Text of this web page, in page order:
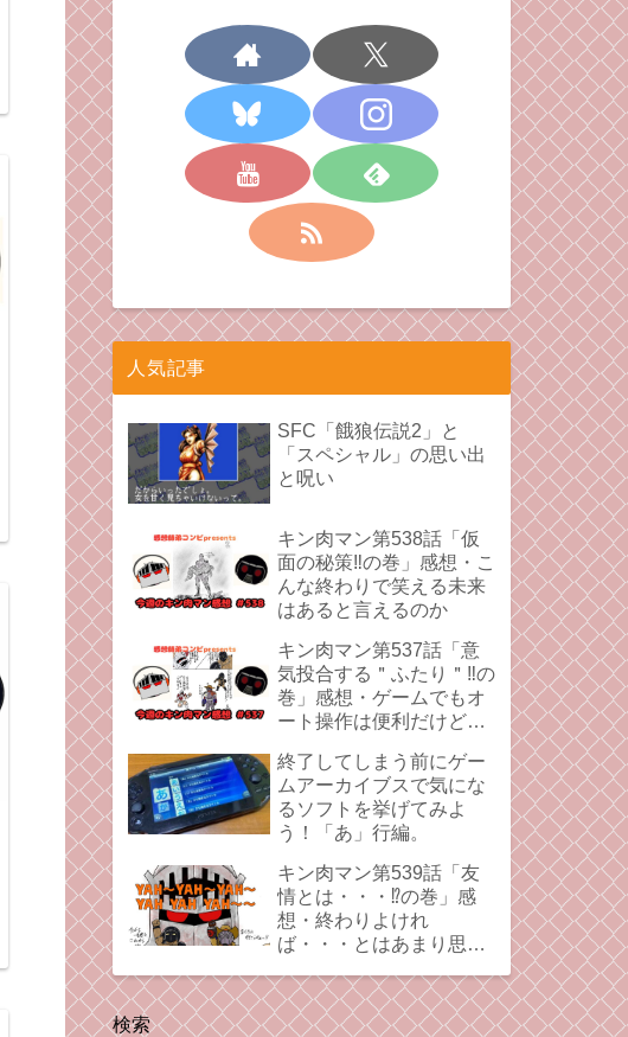
人気記事
SFC「餓狼伝説2」と
「スペシャル」の思い出
と呪い
キン肉マン第538話「仮
面の秘策‼︎の巻」感想・こ
んな終わりで笑える未来
はあると言えるのか
キン肉マン第537話「意
気投合する＂ふたり＂‼︎の
巻」感想・ゲームでもオ
ート操作は便利だけど、
ことあるよね。
終了してしまう前にゲー
ムアーカイブスで気にな
るソフトを挙げてみよ
う！「あ」行編。
キン肉マン第539話「友
情とは・・・⁉︎の巻」感
想・終わりよけれ
ば・・・とはあまり思え
検索